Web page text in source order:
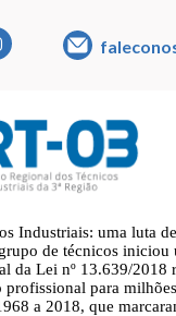
Industriais: uma luta
de técnicos
da Lei nº 13.639/
profissional para
a 2018, que